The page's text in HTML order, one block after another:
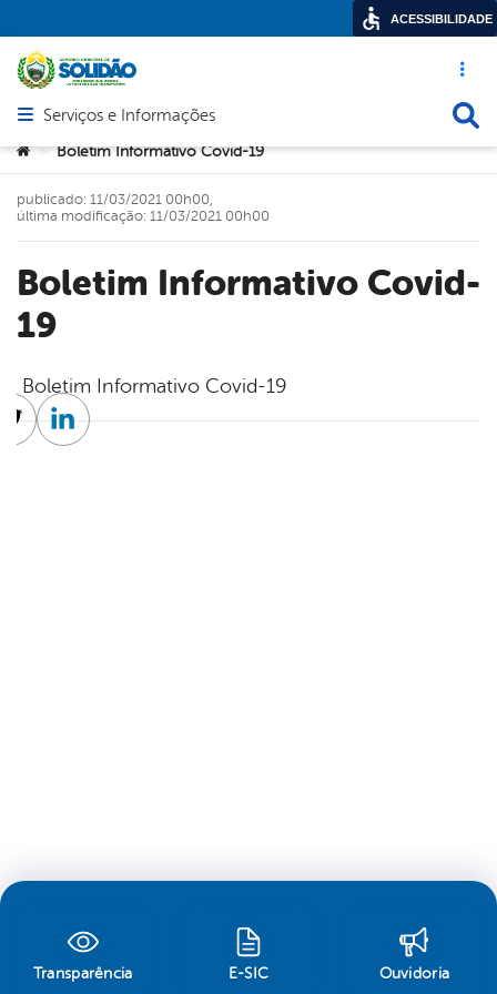
Acesso
Abrir menu principal de navegação
Serviços e Informações
Você está aqui:
> Boletim Informativo Covid-19
Boletim Informativo Covid-
19
publicado: 11/03/2021 00h00,
última modificação: 11/03/2021 00h00
Boletim Informativo Covid-19
TwitterLinkedin
Transparência E-SIC Ouvidoria
ACESSIBILIDADE